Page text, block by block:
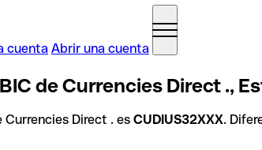
cuenta Abrir una cuenta
de Currencies Direct .,
Currencies Direct . es CUDIUS32XXX.